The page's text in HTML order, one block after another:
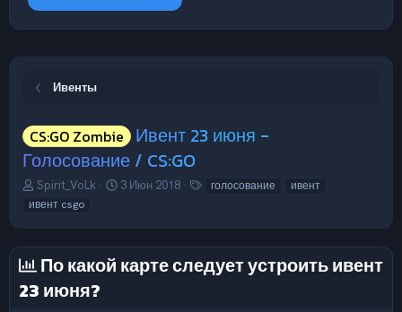
Ивенты
CS:GO Zombie
Ивент 23 июня -
Голосование / CS:GO
А
в
т
р
м
Spirit_VoLk
Д
н
а
3 Июн 2018
Т голосование
ивент
ивент csgo
По какой карте следует устроить ивент
23 июня?